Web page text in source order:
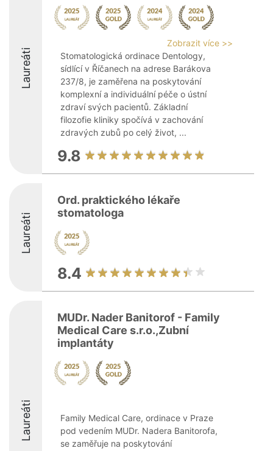
Laureáti
Zobrazit více >>
Stomatologická ordinace Dentology,
sídlící v Říčanech na adrese Barákova
237/8, je zaměřena na poskytování
komplexní a individuální péče o ústní
zdraví svých pacientů. Základní
filozofie kliniky spočívá v zachování
zdravých zubů po celý život, ...
9.8
Laureáti
Ord. praktického lékaře
stomatologa
8.4
Laureáti
MUDr. Nader Banitorof - Family
Medical Care s.r.o.,Zubní
implantáty
Family Medical Care, ordinace v Praze
pod vedením MUDr. Nadera Banitorofa,
se zaměřuje na poskytování